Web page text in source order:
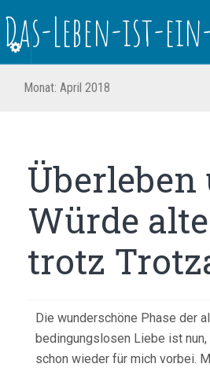
Das-Leben-ist-
Monat: April 2018
Würde
trotz
Die wunderschöne Phase der
bedingungslosen Liebe ist
schon wieder für mich vorbei.